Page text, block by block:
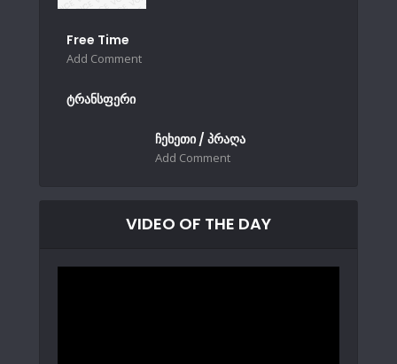
Free Time
Add Comment
ტრანსფერი
ჩეხეთი / პრაღა
Add Comment
VIDEO OF THE DAY